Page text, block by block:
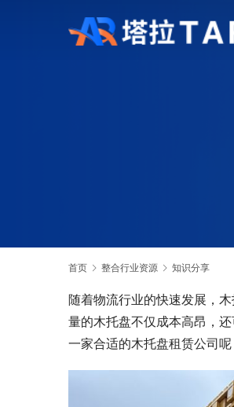
首页 整合行业资源 知识分享
随着物流行业的快速发展，
量的木托盘不仅成本高昂，
一家合适的木托盘租赁公司